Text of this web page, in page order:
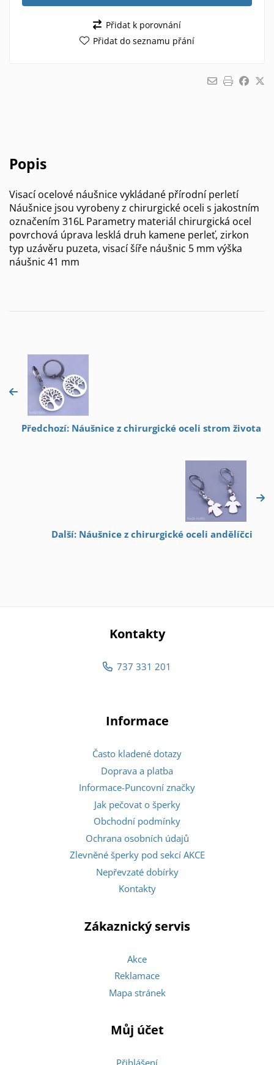
Přidat k porovnání
Přidat do seznamu přání
Popis
Visací ocelové náušnice vykládané přírodní perletí
Náušnice jsou vyrobeny z chirurgické oceli s jakostním
označením 316L Parametry materiál chirurgická ocel
povrchová úprava lesklá druh kamene perleť, zirkon
typ uzávěru puzeta, visací šíře náušnic 5 mm výška
náušnic 41 mm
Předchozí: Náušnice z chirurgické oceli strom života
Další: Náušnice z chirurgické oceli andělíčci
Kontakty
737 331 201
Informace
Často kladené dotazy
Doprava a platba
Informace-Puncovní značky
Jak pečovat o šperky
Obchodní podmínky
Ochrana osobních údajů
Zlevněné šperky pod sekcí AKCE
Nepřevzaté dobírky
Kontakty
Zákaznický servis
Akce
Reklamace
Mapa stránek
Můj účet